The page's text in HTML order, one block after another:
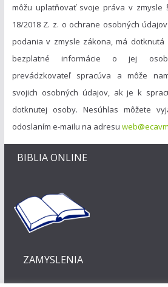
môžu uplatňovať svoje práva v zmysle
18/2018 Z. z. o ochrane osobných
podania v zmysle zákona, má
bezplatné informácie o jej
prevádzkovateľ spracúva a môže
svojich osobných údajov, ak je k
dotknutej osoby. Nesúhlas môžete
odoslaním e-mailu na adresu
BIBLIA ONLINE
ZAMYSLENIA